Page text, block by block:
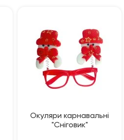
Окуляри карнавальні
"Сніговик"